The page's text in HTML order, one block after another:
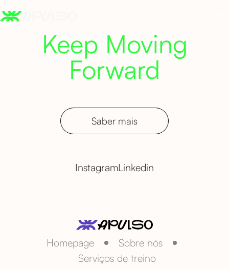
Homepage
Sobre nós
Serviços de treino
Keep Moving
Forward
Saber mais
InstagramLinkedin